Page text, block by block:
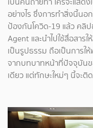
อย่างไร ซึ่งการทำสิ่งนี้น
ป้องกันโควิด-19 แล้ว คลิป
Agent และนำไปใช้สื่อสาร
เป็นรูปธรรม ถือเป็นการ
จากบทบาทหน้าที่ปัจจุบันข
เดียว แต่ทักษะใหม่ๆ นี้จะ